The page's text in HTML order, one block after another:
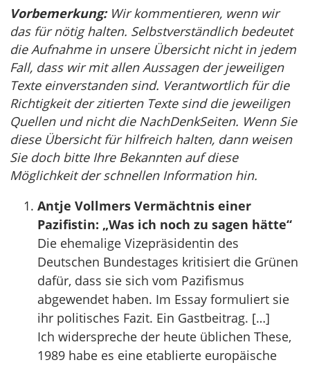
Vorbemerkung:Wir kommentieren, wenn wir
das für nötig halten. Selbstverständlich bedeutet
die Aufnahme in unsere Übersicht nicht in jedem
Fall, dass wir mit allen Aussagen der jeweiligen
Texte einverstanden sind. Verantwortlich für die
Richtigkeit der zitierten Texte sind die jeweiligen
Quellen und nicht die NachDenkSeiten. Wenn Sie
diese Übersicht für hilfreich halten, dann weisen
Sie doch bitte Ihre Bekannten auf diese
Möglichkeit der schnellen Information hin.
Antje Vollmers Vermächtnis einer
Pazifistin: „Was ich noch zu sagen hätte“
Die ehemalige Vizepräsidentin des
Deutschen Bundestages kritisiert die Grünen
dafür, dass sie sich vom Pazifismus
abgewendet haben. Im Essay formuliert sie
ihr politisches Fazit. Ein Gastbeitrag. […]
Ich widerspreche der heute üblichen These,
1989 habe es eine etablierte europäische